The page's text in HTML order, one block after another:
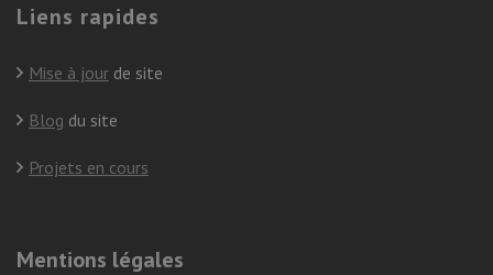
Liens rapides
Mise à jour de site
Blog du site
Projets en cours
Mentions légales